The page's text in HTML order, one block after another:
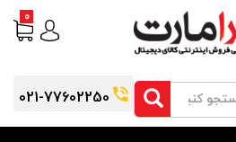
021-77602250
0